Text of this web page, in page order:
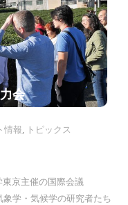
会
情報 トピックス
京主催の国際会議
学・気候学の研究者たち